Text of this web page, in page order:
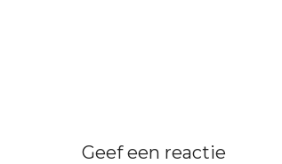
Geef een reactie